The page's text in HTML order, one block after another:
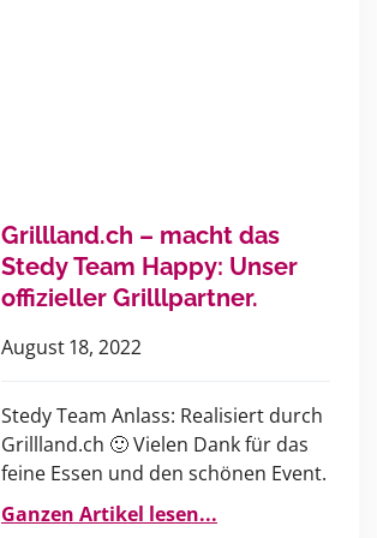
Grillland.ch – macht das
Stedy Team Happy: Unser
offizieller Grilllpartner.
August 18, 2022
Stedy Team Anlass: Realisiert durch
Grillland.ch 🙂 Vielen Dank für das
feine Essen und den schönen Event.
Ganzen Artikel lesen...